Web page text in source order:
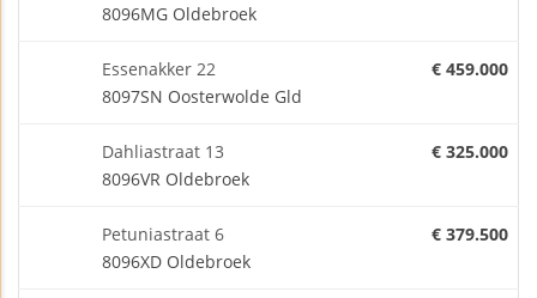
8096MG Oldebroek
Essenakker 22
8097SN Oosterwolde Gld
€ 459.000
Dahliastraat 13
8096VR Oldebroek
€ 325.000
Petuniastraat 6
8096XD Oldebroek
€ 379.500